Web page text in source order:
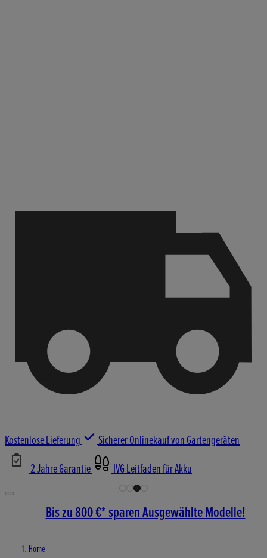
Kostenlose Lieferung
Sicherer Onlinekauf von Gartengeräten
2 Jahre Garantie
IVG Leitfaden für Akku
Bis zu 800 €* sparen Ausgewählte Modelle!
Home